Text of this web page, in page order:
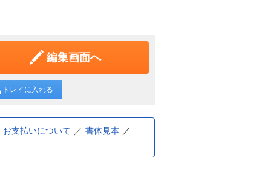
編集画面へ
トレイに入れる
お支払いについて 書体見本